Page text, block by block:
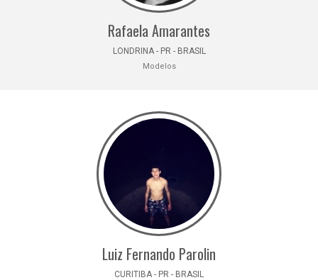
Rafaela Amarantes
LONDRINA - PR - BRASIL
Modelos
Luiz Fernando Parolin
CURITIBA - PR - BRASIL